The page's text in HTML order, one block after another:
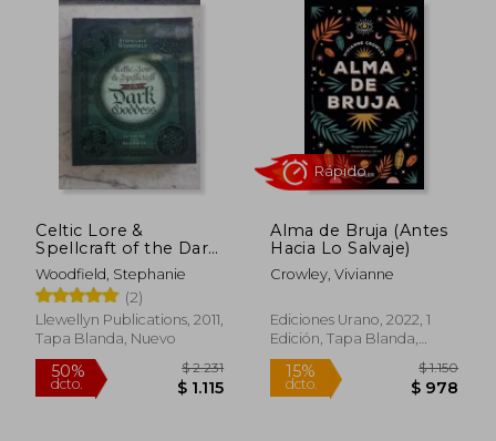
45%
dcto. $ 1.392
45%
dcto. $
Celtic Lore &
Spellcraft of the Dark
Goddess: Invoking
the Morrigan (en
Inglés)
Woodfield, Stephanie
(2)
Llewellyn Publications, 2011,
Tapa Blanda, Nuevo
Alma de Bruja (Antes
Hacia Lo Salvaje)
Crowley, Vivianne
Ediciones Urano, 2022, 1
Edición, Tapa Blanda,
Nuevo